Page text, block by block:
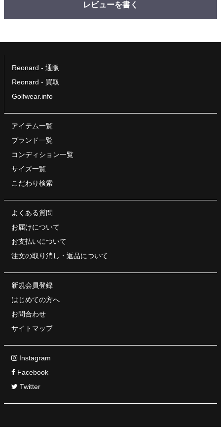
レビューを書く
Reonard - 通販
Reonard - 買取
Golfwear.info
アイテム一覧
ブランド一覧
コンディション一覧
サイズ一覧
こだわり検索
よくある質問
お届けについて
お支払いについて
注文の取り消し・ 返品について
新規会員登録
はじめての方へ
お問合わせ
サイトマップ
Instagram
Facebook
Twitter